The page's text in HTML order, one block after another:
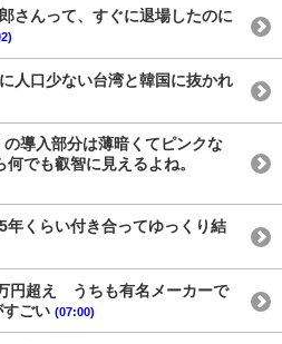
さんって、すぐに退場したのに
人口少ない台湾と韓国に抜かれ
導入部分は薄暗くてピンクな
でも叡智に見えるよね。
年くらい付き合ってゆっくり結
円超え うちも有名メーカーで
すごい (07:00)